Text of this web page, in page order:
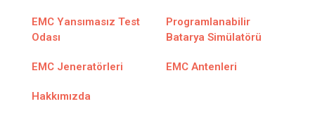
EMC Yansımasız Test
Odası
EMC Jeneratörleri
Hakkımızda
Programlanabilir
Batarya Simülatörü
EMC Antenleri